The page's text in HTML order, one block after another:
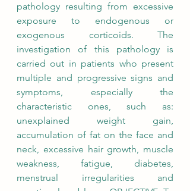
pathology resulting from excessive
exposure to endogenous or
exogenous corticoids. The
investigation of this pathology is
carried out in patients who present
multiple and progressive signs and
symptoms, especially the
characteristic ones, such as:
unexplained weight gain,
accumulation of fat on the face and
neck, excessive hair growth, muscle
weakness, fatigue, diabetes,
menstrual irregularities and